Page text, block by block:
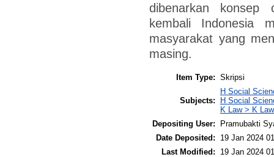
dibenarkan konsep
kembali Indonesia
masyarakat yang
masing.
Item Type: Skripsi
Subjects:
H Social
H Social
K Law > K
Depositing User:
Pramubakti
Date Deposited:
19 Jan 2024
Last Modified:
19 Jan 2024